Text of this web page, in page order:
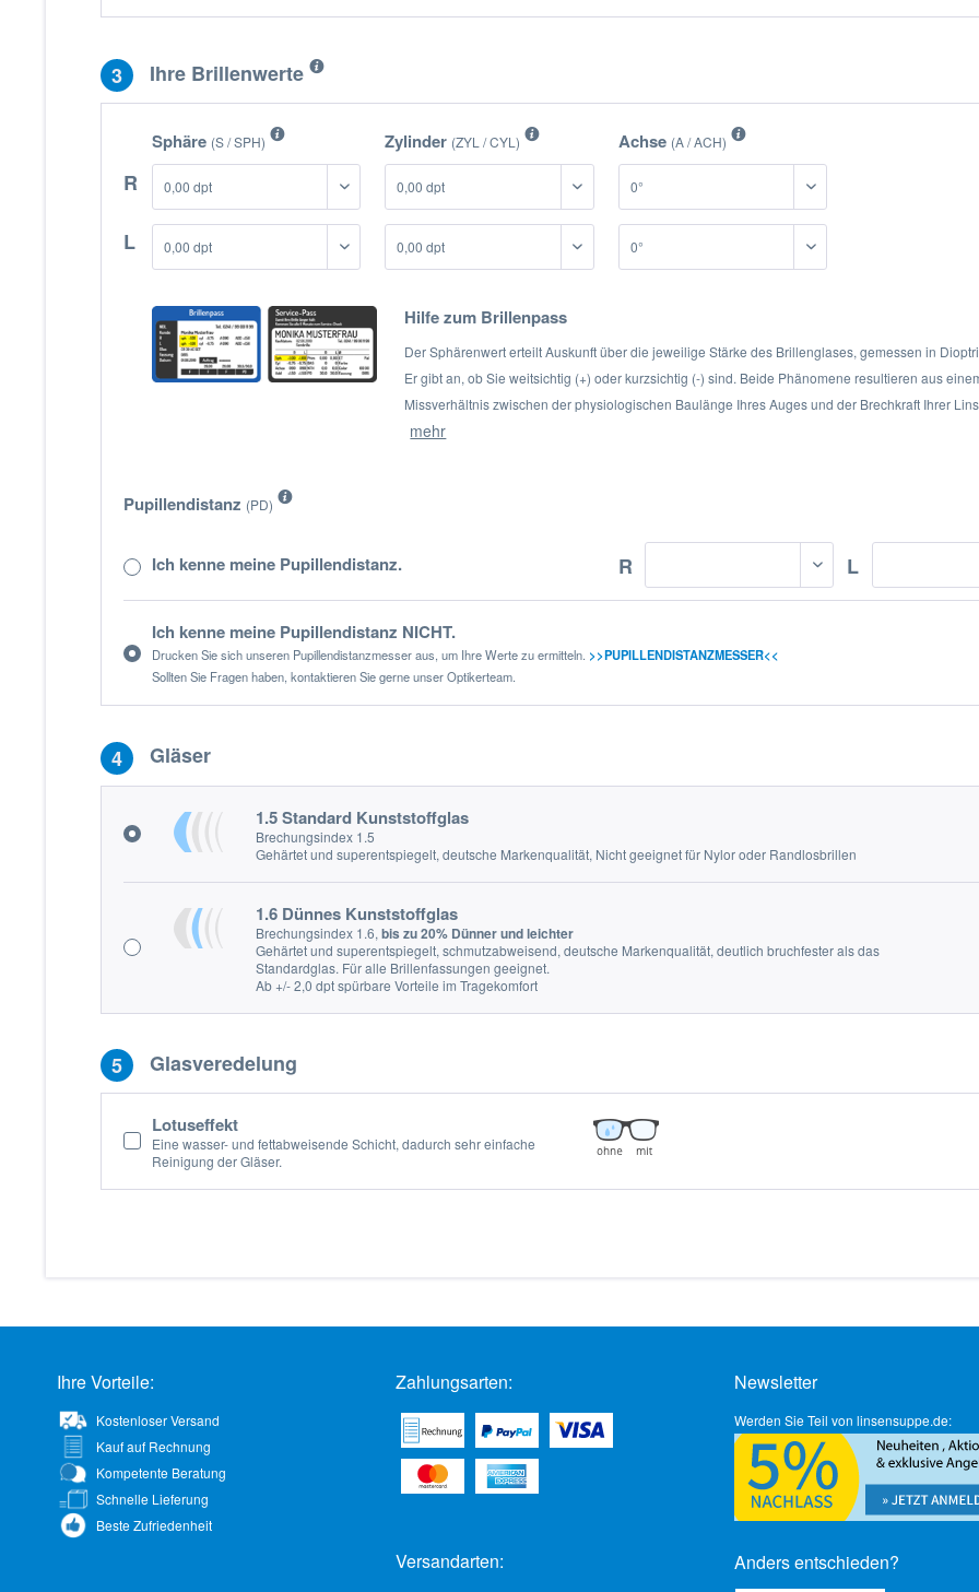
3 Ihre Brillenwerte
R
L
Sphäre (S / SPH) Zylinder (ZYL / CYL) Achse (A / ACH)
Hilfe zum Brillenpass
Der Sphärenwert erteilt Auskunft über die jeweilige Stärke des Brillenglases, gemessen in
Er gibt an, ob Sie weitsichtig (+) oder kurzsichtig (-) sind. Beide Phänomene resultieren aus
Missverhältnis zwischen der physiologischen Baulänge Ihres Auges und der Brechkraft Ihrer
mehr
Pupillendistanz (PD)
Ich kenne meine Pupillendistanz. R L
Ich kenne meine Pupillendistanz NICHT.
Drucken Sie sich unseren Pupillendistanzmesser aus, um Ihre Werte zu ermitteln. >>PUPILLENDISTANZMESSER<<
Sollten Sie Fragen haben, kontaktieren Sie gerne unser Optikerteam.
4 Gläser
1.5 Standard Kunststoffglas
Brechungsindex 1.5
Gehärtet und superentspiegelt, deutsche Markenqualität, Nicht geeignet für Nylor oder Randlosbrillen
1.6 Dünnes Kunststoffglas
Brechungsindex 1.6, bis zu 20% Dünner und leichter
Gehärtet und superentspiegelt, schmutzabweisend, deutsche Markenqualität, deutlich bruchfester als das
Standardglas. Für alle Brillenfassungen geeignet.
Ab +/- 2,0 dpt spürbare Vorteile im Tragekomfort
5 Glasveredelung
Lotuseffekt
Eine wasser- und fettabweisende Schicht, dadurch sehr einfache
Reinigung der Gläser.
Ihre Vorteile:
Kostenloser Versand
Kauf auf Rechnung
Kompetente Beratung
Schnelle Lieferung
Beste Zufriedenheit
Zahlungsarten:
Versandarten:
Newsletter
Werden Sie Teil von linsensuppe.de:
Anders entschieden?